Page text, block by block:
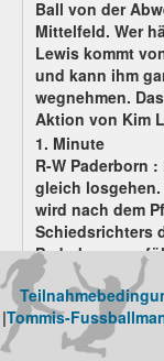
Ball von der
Mittelfeld. Wer
Lewis kommt
und kann ihm
wegnehmen.
Aktion von Kim
1. Minute
R-W Paderborn :
gleich
wird nach dem
Schiedsrichters
Paderborn
Gleichzeitig
Heimmannschaft
|Tommis-